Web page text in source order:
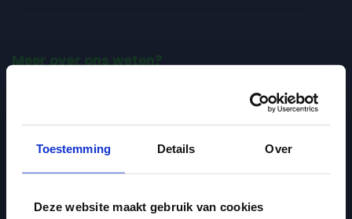
Toestemming Details Over
Deze website maakt gebruik van cookies
Meer over ons weten?
Hoe werken we bij Dak?